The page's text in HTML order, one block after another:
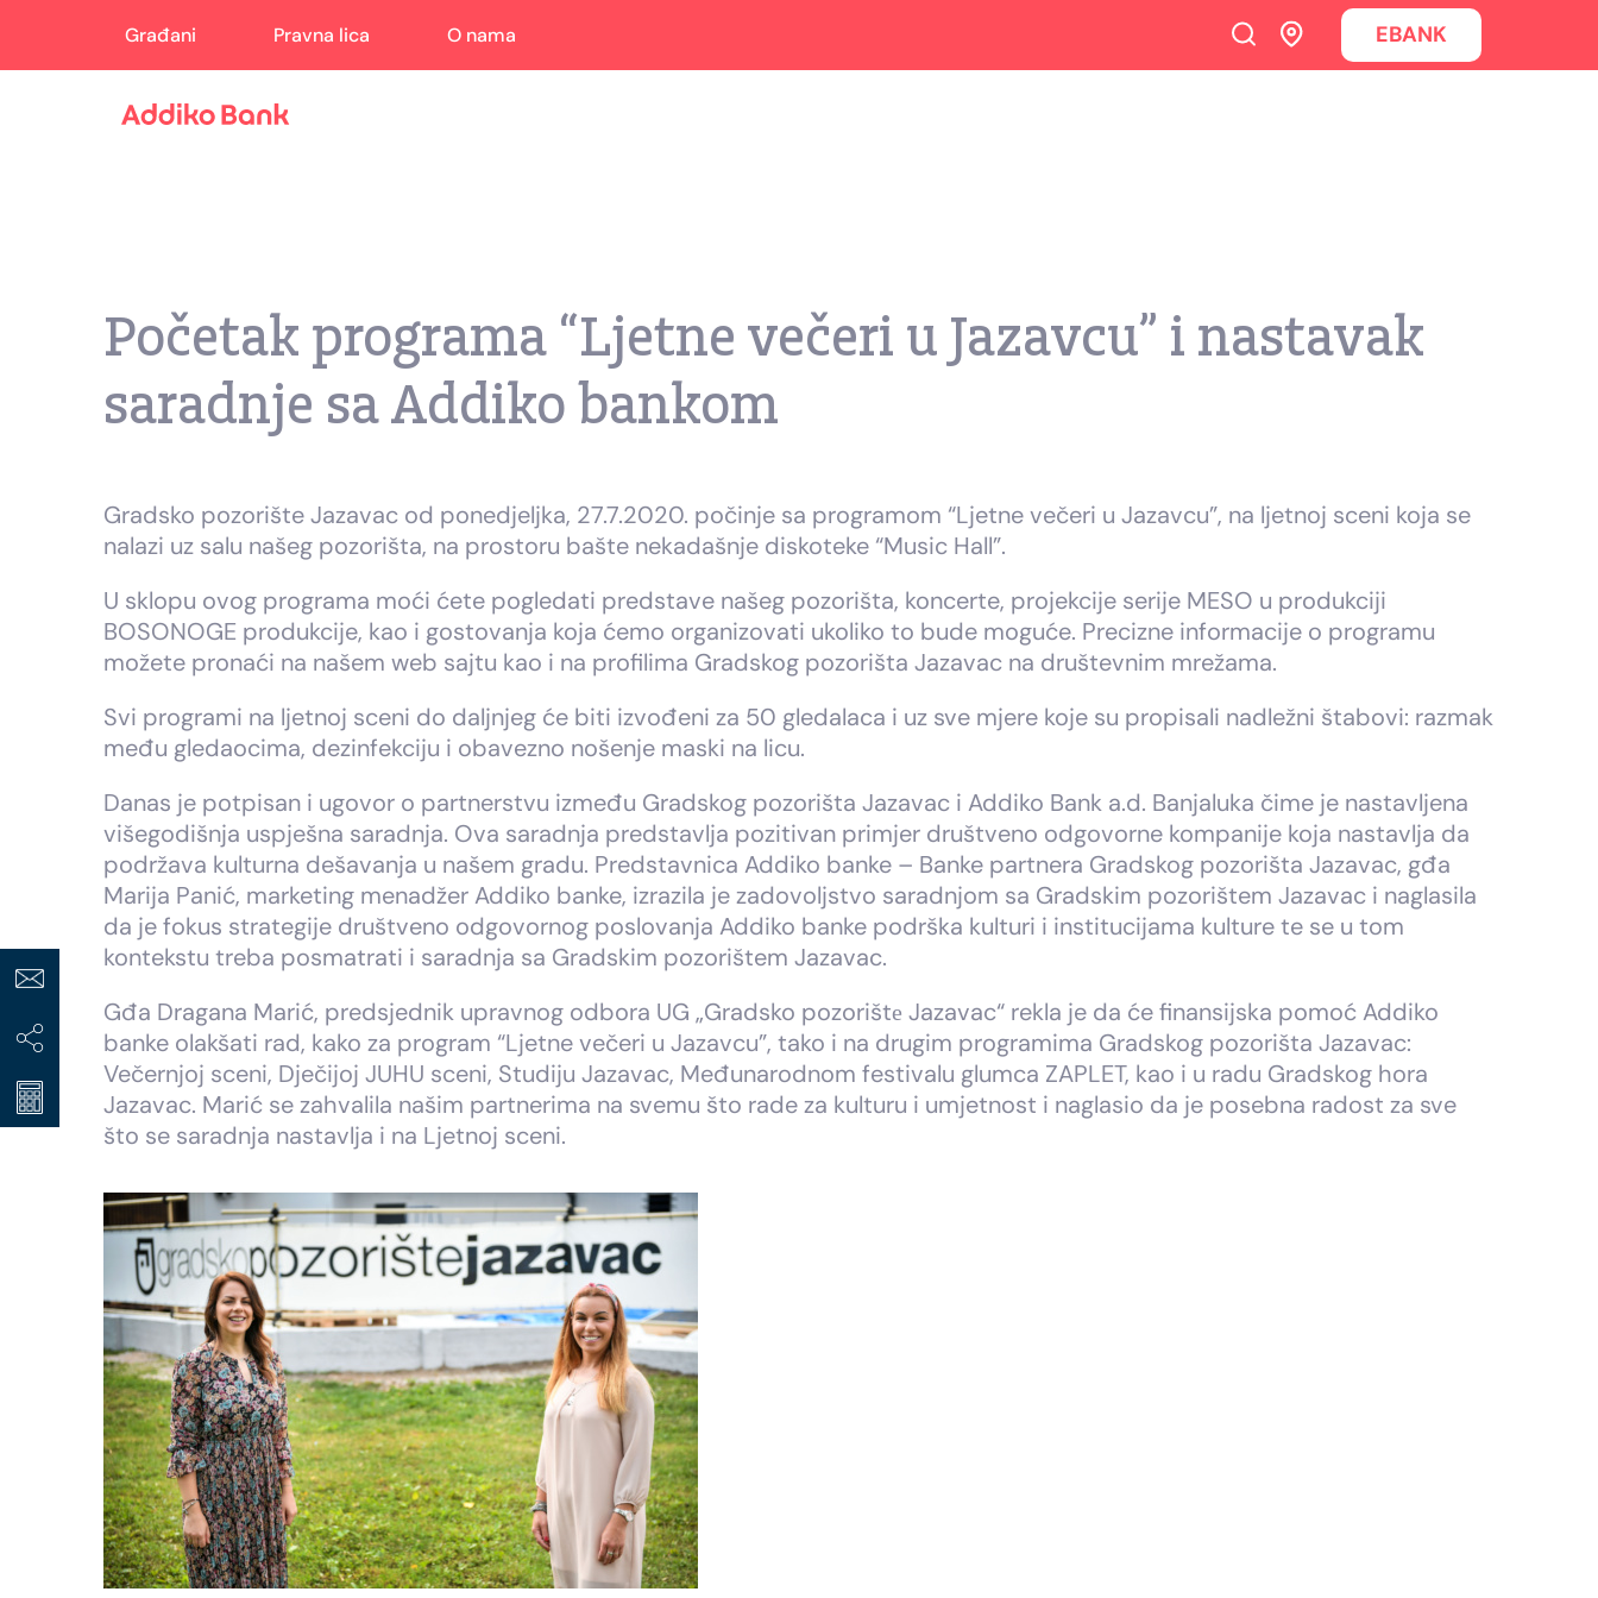
Građani Pravna lica O nama EBANK
Početak programa “Ljetne večeri u Jazavcu” i nastavak
saradnje sa Addiko bankom
Gradsko pozorište Jazavac od ponedjeljka, 27.7.2020. počinje sa programom “Ljetne večeri u Jazavcu”, na ljetnoj sceni koja se
nalazi uz salu našeg pozorišta, na prostoru bašte nekadašnje diskoteke “Music Hall”.
U sklopu ovog programa moći ćete pogledati predstave našeg pozorišta, koncerte, projekcije serije MESO u produkciji
BOSONOGE produkcije, kao i gostovanja koja ćemo organizovati ukoliko to bude moguće. Precizne informacije o programu
možete pronaći na našem web sajtu kao i na profilima Gradskog pozorišta Jazavac na društevnim mrežama.
Svi programi na ljetnoj sceni do daljnjeg će biti izvođeni za 50 gledalaca i uz sve mjere koje su propisali nadležni štabovi: razmak
među gledaocima, dezinfekciju i obavezno nošenje maski na licu.
Danas je potpisan i ugovor o partnerstvu između Gradskog pozorišta Jazavac i Addiko Bank a.d. Banjaluka čime je nastavljena
višegodišnja uspješna saradnja. Ova saradnja predstavlja pozitivan primjer društveno odgovorne kompanije koja nastavlja da
podržava kulturna dešavanja u našem gradu. Predstavnica Addiko banke – Banke partnera Gradskog pozorišta Jazavac, gđa
Marija Panić, marketing menadžer Addiko banke, izrazila je zadovoljstvo saradnjom sa Gradskim pozorištem Jazavac i naglasila
da je fokus strategije društveno odgovornog poslovanja Addiko banke podrška kulturi i institucijama kulture te se u tom
kontekstu treba posmatrati i saradnja sa Gradskim pozorištem Jazavac.
Gđa Dragana Marić, predsjednik upravnog odbora UG „Gradsko pozorištе Jazavac“ rekla je da će finansijska pomoć Addiko
banke olakšati rad, kako za program “Ljetne večeri u Jazavcu”, tako i na drugim programima Gradskog pozorišta Jazavac:
Večernjoj sceni, Dječijoj JUHU sceni, Studiju Jazavac, Međunarodnom festivalu glumca ZAPLET, kao i u radu Gradskog hora
Jazavac. Marić se zahvalila našim partnerima na svemu što rade za kulturu i umjetnost i naglasio da je posebna radost za sve
što se saradnja nastavlja i na Ljetnoj sceni.